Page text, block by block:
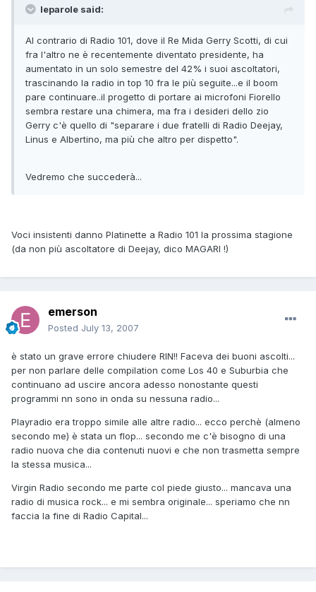
leparole said:
Al contrario di Radio 101, dove il Re Mida Gerry Scotti, di cui
fra l'altro ne è recentemente diventato presidente, ha
aumentato in un solo semestre del 42% i suoi ascoltatori,
trascinando la radio in top 10 fra le più seguite...e il boom
pare continuare..il progetto di portare ai microfoni Fiorello
sembra restare una chimera, ma fra i desideri dello zio
Gerry c'è quello di "separare i due fratelli di Radio Deejay,
Linus e Albertino, ma più che altro per dispetto".
Vedremo che succederà...
Voci insistenti danno Platinette a Radio 101 la prossima stagione
(da non più ascoltatore di Deejay, dico MAGARI !)
emerson
Posted July 13, 2007
è stato un grave errore chiudere RIN!! Faceva dei buoni ascolti...
per non parlare delle compilation come Los 40 e Suburbia che
continuano ad uscire ancora adesso nonostante questi
programmi nn sono in onda su nessuna radio...
Playradio era troppo simile alle altre radio... ecco perchè (almeno
secondo me) è stata un flop... secondo me c'è bisogno di una
radio nuova che dia contenuti nuovi e che non trasmetta sempre
la stessa musica...
Virgin Radio secondo me parte col piede giusto... mancava una
radio di musica rock... e mi sembra originale... speriamo che nn
faccia la fine di Radio Capital...